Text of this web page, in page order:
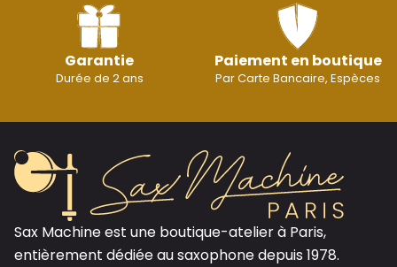
Garantie
Durée de 2 ans
Paiement en boutique
Par Carte Bancaire, Espèces
Sax Machine est une boutique-atelier à Paris,
entièrement dédiée au saxophone depuis 1978.